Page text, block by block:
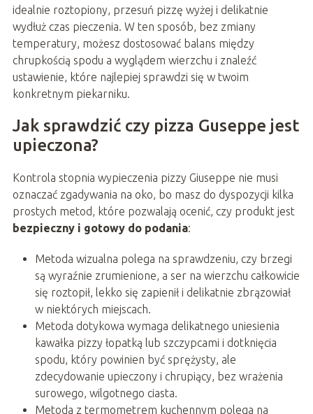
idealnie roztopiony, przesuń pizzę wyżej i delikatnie
wydłuż czas pieczenia. W ten sposób, bez zmiany
temperatury, możesz dostosować balans między
chrupkością spodu a wyglądem wierzchu i znaleźć
ustawienie, które najlepiej sprawdzi się w twoim
konkretnym piekarniku.
Jak sprawdzić czy pizza Guseppe jest
upieczona?
Kontrola stopnia wypieczenia pizzy Giuseppe nie musi
oznaczać zgadywania na oko, bo masz do dyspozycji kilka
prostych metod, które pozwalają ocenić, czy produkt jest
bezpieczny i gotowy do podania:
Metoda wizualna polega na sprawdzeniu, czy brzegi
są wyraźnie zrumienione, a ser na wierzchu całkowicie
się roztopił, lekko się zapienił i delikatnie zbrązowiał
w niektórych miejscach.
Metoda dotykowa wymaga delikatnego uniesienia
kawałka pizzy łopatką lub szczypcami i dotknięcia
spodu, który powinien być sprężysty, ale
zdecydowanie upieczony i chrupiący, bez wrażenia
surowego, wilgotnego ciasta.
Metoda z termometrem kuchennym polega na